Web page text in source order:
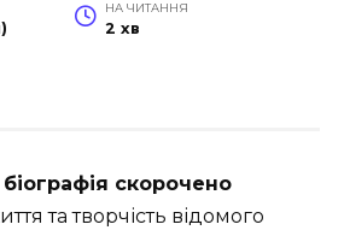
НА ЧИТАННЯ
2 хв
скорочено
та творчість відомого